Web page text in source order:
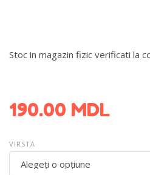
Stoc in magazin fizic verificati la
190.00 MDL
VIRSTA
Alegeți o opțiune